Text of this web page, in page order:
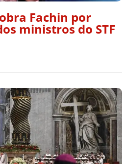
Fachin por
ministros do STF